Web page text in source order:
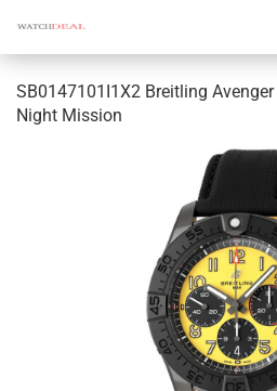
SB0147101I1X2 Breit­ling
Night Mis­si­on